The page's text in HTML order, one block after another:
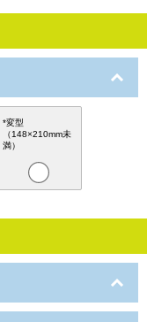
*変型
（148×210mm未
満）